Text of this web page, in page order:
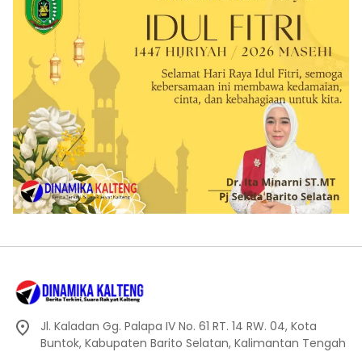
Jl. Kaladan Gg. Palapa IV No. 61 RT. 14 RW. 04, Kota
Buntok, Kabupaten Barito Selatan, Kalimantan Tengah